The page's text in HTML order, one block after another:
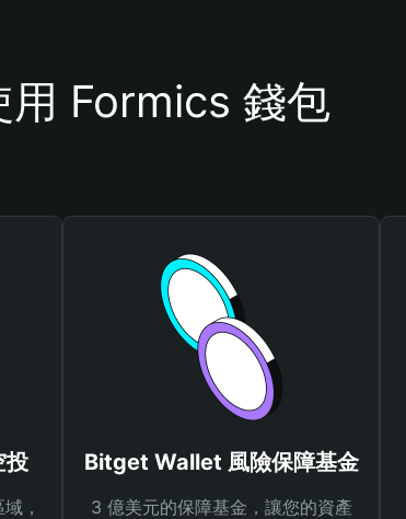
用 Formics 錢包
投
，
Bitget Wallet 風險保障基金
3 億美元的保障基金，讓您的資產